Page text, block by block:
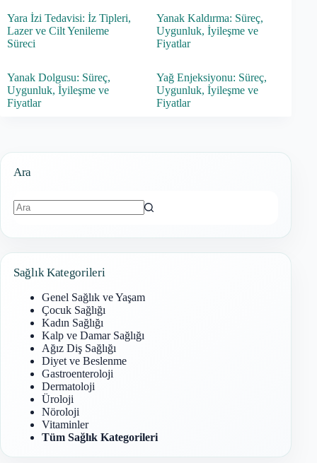
Yara İzi Tedavisi: İz Tipleri,
Lazer ve Cilt Yenileme
Süreci
Yanak Kaldırma: Süreç,
Uygunluk, İyileşme ve
Fiyatlar
Yanak Dolgusu: Süreç,
Uygunluk, İyileşme ve
Fiyatlar
Yağ Enjeksiyonu: Süreç,
Uygunluk, İyileşme ve
Fiyatlar
Ara
Sağlık Kategorileri
Genel Sağlık ve Yaşam
Çocuk Sağlığı
Kadın Sağlığı
Kalp ve Damar Sağlığı
Ağız Diş Sağlığı
Diyet ve Beslenme
Gastroenteroloji
Dermatoloji
Üroloji
Nöroloji
Vitaminler
Tüm Sağlık Kategorileri